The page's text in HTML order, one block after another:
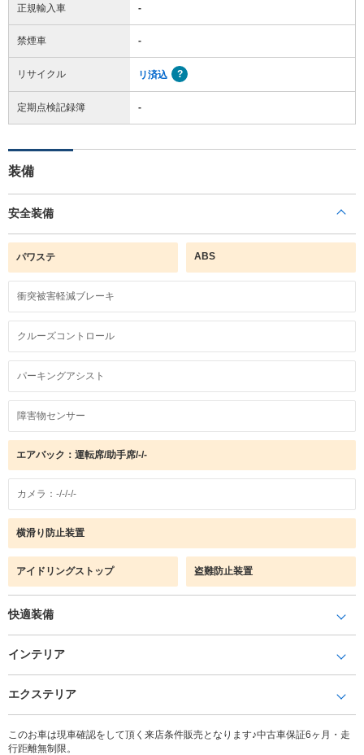
正規輸入車 -
禁煙車 -
リサイクル リ済込
定期点検記録簿 -
装備
安全装備
パワステ ABS
衝突被害軽減ブレーキ
クルーズコントロール
パーキングアシスト
障害物センサー
エアバック：運転席/助手席/-/-
カメラ：-/-/-/-
横滑り防止装置
アイドリングストップ 盗難防止装置
快適装備
インテリア
エクステリア
このお車は現車確認をして頂く来店条件販売となります♪中古車保証6ヶ月・走
行距離無制限。